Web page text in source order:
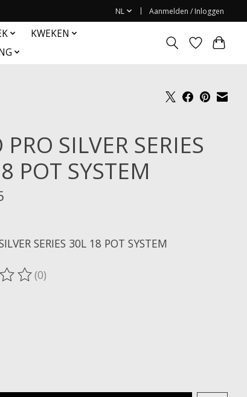
NL Aanmelden / Inloggen
KWEKEN
PRO SILVER SERIES
POT SYSTEM
SERIES 30L 18 POT SYSTEM
van dit product is
(0)